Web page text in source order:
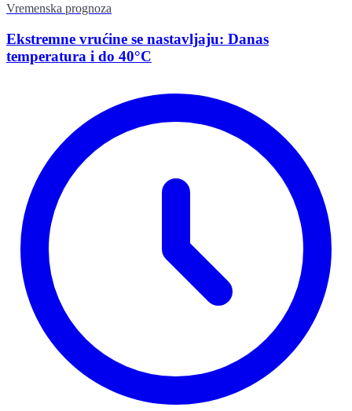
Vremenska prognoza
Ekstremne vrućine se nastavljaju: Danas
temperatura i do 40°C